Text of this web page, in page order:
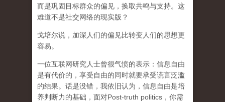
而是巩固目标群众的偏见，换取共鸣与支持。这
难道不是社交网络的现实版？
戈培尔说，加深人们的偏见比转变人们的思想更
容易。
一位互联网研究人士曾很气愤的表示：信息自由
是有代价的，享受自由的同时就要承受谎言泛滥
的结果。话是没错，我依旧认为，信息自由是培
养判断力的基础，面对Post-truth politics，你需